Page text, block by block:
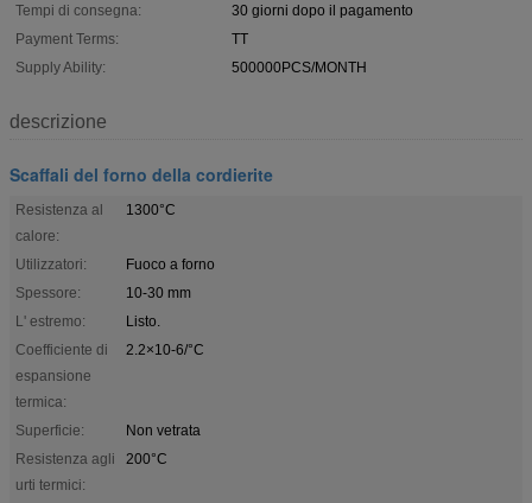
Tempi di consegna:
30 giorni dopo il pagamento
Payment Terms:
TT
Supply Ability:
500000PCS/MONTH
descrizione
Scaffali del forno della cordierite
Resistenza al
calore:
1300°C
Utilizzatori:
Fuoco a forno
Spessore:
10-30 mm
L' estremo:
Listo.
Coefficiente di
espansione
termica:
2.2×10-6/°C
Superficie:
Non vetrata
Resistenza agli
urti termici:
200°C